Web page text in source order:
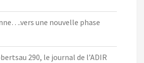
une nouvelle phase
290, le journal de l’ADIR